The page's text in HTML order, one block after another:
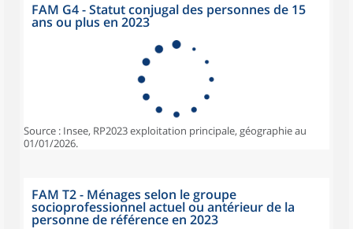
FAM G4 - Statut conjugal des personnes de 15
ans ou plus en 2023
Source : Insee, RP2023 exploitation principale, géographie au
01/01/2026.
FAM T2 - Ménages selon le groupe
socioprofessionnel actuel ou antérieur de la
personne de référence en 2023